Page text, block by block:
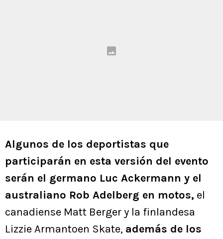
Algunos de los deportistas que
participarán en esta versión del evento
serán el germano Luc Ackermann y el
australiano Rob Adelberg en motos, el
canadiense Matt Berger y la finlandesa
Lizzie Armantoen Skate, además de los